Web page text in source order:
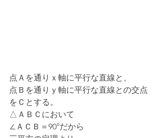
点Ａを通りｘ軸に平行な直線と、
点Ｂを通りｙ軸に平行な直線との交点
をＣとする。
△ＡＢＣにおいて
∠ＡＣＢ＝90°だから